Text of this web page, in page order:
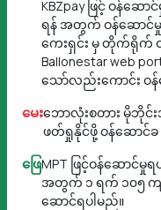
KBZpay ဖြင့် ဝန်ဆ
ရန် အတွက် ဝန်ဆောင်
ကေးရှင်း မှ တိုက်ရိုက်
Ballonestar web
သော်လည်းကောင်း ဝ
မေးဘောလုံးစတား မိုဘိုင်
ဖတ်ရှုနိုင်ဖို့ ဝန်ဆော
ဖြေMPT ဖြင့်ဝန်ဆော
အတွက် ၁ ရက် ၁၀၅ ကျ
ဆောင်ရပါမည်။